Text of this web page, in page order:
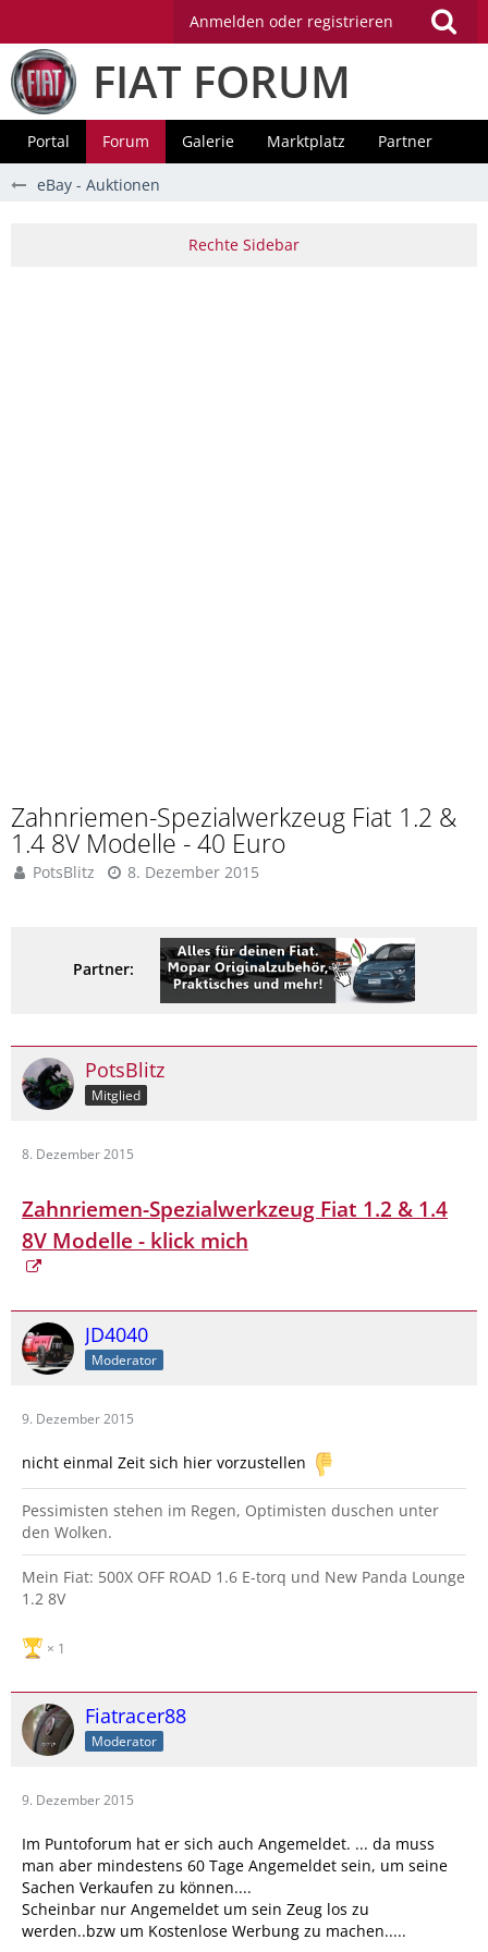
Anmelden oder registrieren
FIAT FORUM
Portal Forum Galerie Marktplatz Partner
eBay - Auktionen
Zahnriemen-Spezialwerkzeug Fiat 1.2 &
1.4 8V Modelle - 40 Euro
PotsBlitz 8. Dezember 2015
Partner:
PotsBlitz
Mitglied
8. Dezember 2015
Zahnriemen-Spezialwerkzeug Fiat 1.2 & 1.4
8V Modelle - klick mich
JD4040
Moderator
9. Dezember 2015
nicht einmal Zeit sich hier vorzustellen
Pessimisten stehen im Regen, Optimisten duschen unter
den Wolken.
Mein Fiat: 500X OFF ROAD 1.6 E-torq und New Panda Lounge
1.2 8V
1
Fiatracer88
Moderator
9. Dezember 2015
Im Puntoforum hat er sich auch Angemeldet. ... da muss
man aber mindestens 60 Tage Angemeldet sein, um seine
Sachen Verkaufen zu können....
Scheinbar nur Angemeldet um sein Zeug los zu
werden..bzw um Kostenlose Werbung zu machen.....